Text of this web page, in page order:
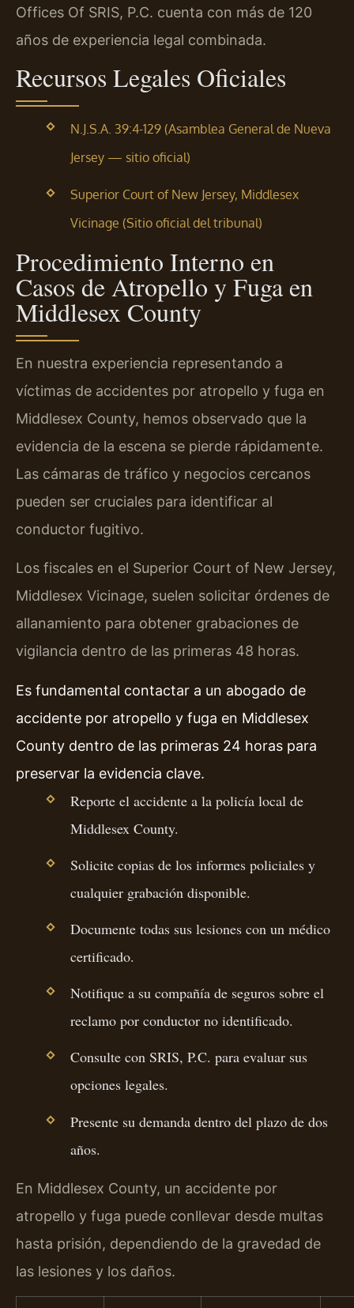
Offices Of SRIS, P.C. cuenta con más de 120
años de experiencia legal combinada.
Recursos Legales Oficiales
N.J.S.A. 39:4-129 (Asamblea General de Nueva
Jersey — sitio oficial)
Superior Court of New Jersey, Middlesex
Vicinage (Sitio oficial del tribunal)
Procedimiento Interno en
Casos de Atropello y Fuga en
Middlesex County
En nuestra experiencia representando a
víctimas de accidentes por atropello y fuga en
Middlesex County, hemos observado que la
evidencia de la escena se pierde rápidamente.
Las cámaras de tráfico y negocios cercanos
pueden ser cruciales para identificar al
conductor fugitivo.
Los fiscales en el Superior Court of New Jersey,
Middlesex Vicinage, suelen solicitar órdenes de
allanamiento para obtener grabaciones de
vigilancia dentro de las primeras 48 horas.
Es fundamental contactar a un abogado de
accidente por atropello y fuga en Middlesex
County dentro de las primeras 24 horas para
preservar la evidencia clave.
Reporte el accidente a la policía local de
Middlesex County.
Solicite copias de los informes policiales y
cualquier grabación disponible.
Documente todas sus lesiones con un médico
certificado.
Notifique a su compañía de seguros sobre el
reclamo por conductor no identificado.
Consulte con SRIS, P.C. para evaluar sus
opciones legales.
Presente su demanda dentro del plazo de dos
años.
En Middlesex County, un accidente por
atropello y fuga puede conllevar desde multas
hasta prisión, dependiendo de la gravedad de
las lesiones y los daños.